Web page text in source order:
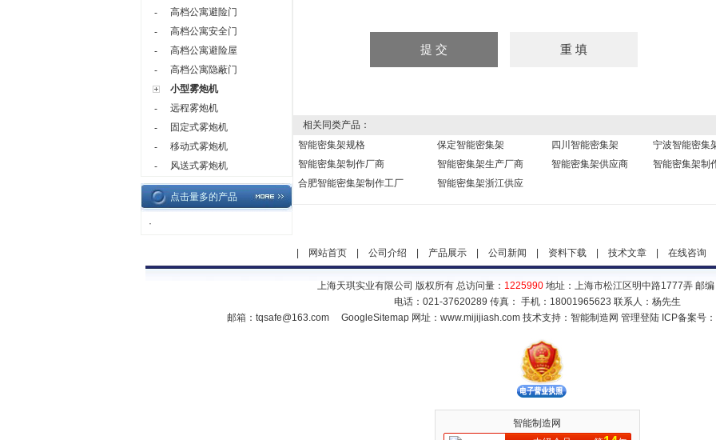
-
高档公寓避险门
-
高档公寓安全门
-
高档公寓避险屋
-
高档公寓隐蔽门
小型雾炮机
-
远程雾炮机
-
固定式雾炮机
-
移动式雾炮机
-
风送式雾炮机
点击量多的产品
·
相关同类产品：
智能密集架规格
保定智能密集架 四川智能密集架
宁波智能密集
智能密集架制作厂商
智能密集架生产厂商 智能密集架供应商
智能密集架制
合肥智能密集架制作工厂
智能密集架浙江供应
网站首页| 公司介绍 产品展示| 公司新闻 资料下载| 技术文章| 在线咨询
上海天琪实业有限公司 版权所有 总访问量： 1225990地址：上海市松江区明中路1777弄 邮
电话：021-37620289 传真： 手机：18001965623 联系人：杨先生
邮箱： tqsafe@163.com GoogleSitemap 网址：www.mijijiash.com 技术支持： 智能制造网 管理登陆 ICP备案号：
智能制造网